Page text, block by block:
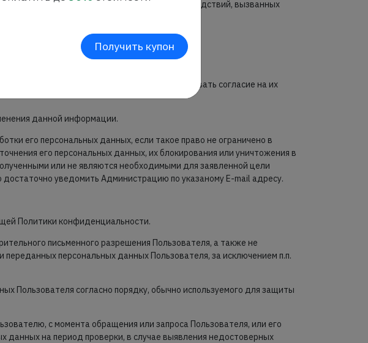
убытков или иных отрицательных последствий, вызванных
для использования сайта Оптика "Взор", и давать согласие на их
данной информации.
его персональных данных, если такое право не ограничено в
его персональных данных, их блокирования или уничтожения в
или не являются необходимыми для заявленной цели
уведомить Администрацию по указаному E-mail адресу.
Политики конфиденциальности.
письменного разрешения Пользователя, а также не
персональных данных Пользователя, за исключением п.п.
Пользователя согласно порядку, обычно используемого для защиты
с момента обращения или запроса Пользователя, или его
данных на период проверки, в случае выявления недостоверных
Получить купон